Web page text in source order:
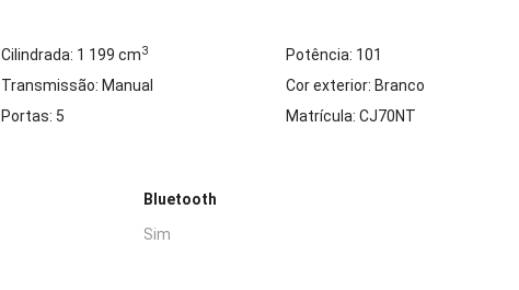
Cilindrada: 1 199 cm3
Potência: 101
Transmissão: Manual
Cor exterior: Branco
Portas: 5 Matrícula: CJ70NT
Bluetooth
Sim